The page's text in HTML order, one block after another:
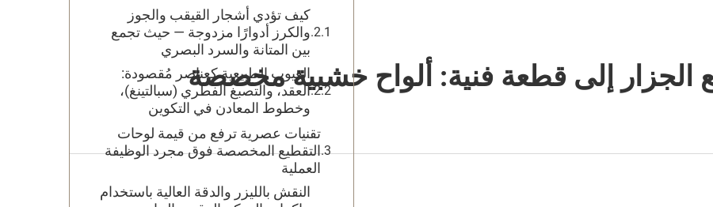
الجزار إلى قطعة فنية: ألواح خشبية مخصصة
كيف تؤدي أشجار القيقب والجوز
والكرز أدوارًا مزدوجة — حيث تجمع
بين المتانة والسرد البصري
العيوب الطبيعية كعناصر مُقصودة:
العقد، والتصبغ الفطري (سبالتينغ)،
وخطوط المعادن في التكوين
تقنيات عصرية ترفع من قيمة لوحات
التقطيع المخصصة فوق مجرد الوظيفة
العملية
النقش بالليزر والدقة العالية باستخدام